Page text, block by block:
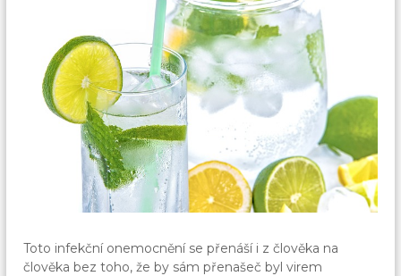
Toto infekční onemocnění se přenáší i z člověka na
člověka bez toho, že by sám přenašeč byl virem